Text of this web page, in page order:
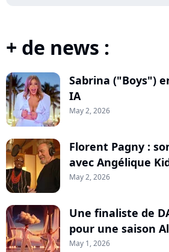
+ de news :
Sabrina ("Boys")
IA
May 2, 2026
Florent Pagny :
avec Angélique
May 2, 2026
Une finaliste de
pour une saison
May 1, 2026